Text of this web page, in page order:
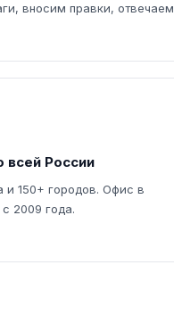
вносим правки, отвечаем
всей России
и 150+ городов. Офис в
с 2009 года.